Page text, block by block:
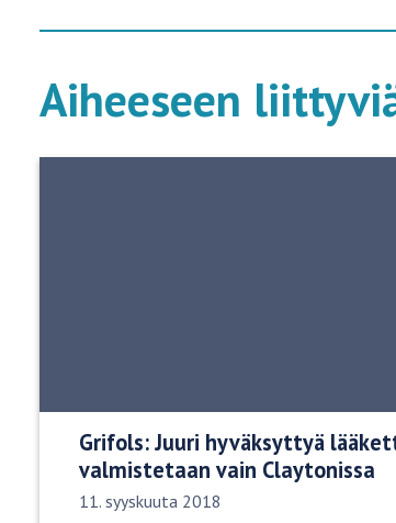
Aiheeseen
Grifols: Juuri hyväksyttyä
valmistetaan vain Claytonissa
Julkaisupäivä:
11. syyskuuta 2018